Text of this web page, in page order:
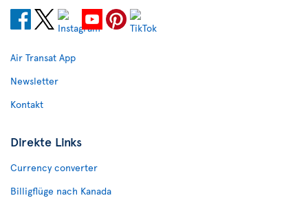
Air Transat App
Newsletter
Kontakt
Direkte Links
Currency converter
Billigflüge nach Kanada